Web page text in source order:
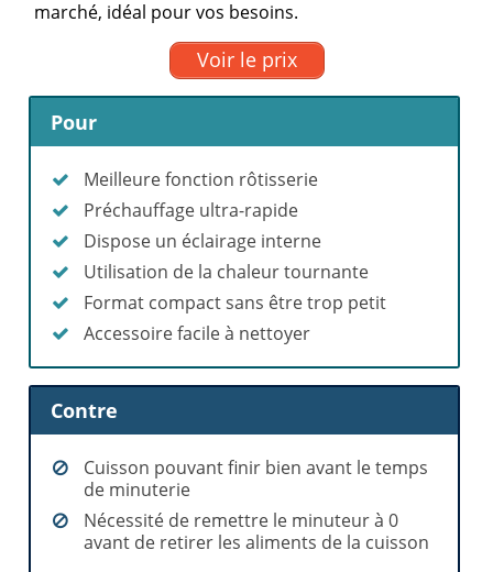
marché, idéal pour vos besoins.
Voir le prix
Pour
Meilleure fonction rôtisserie
Préchauffage ultra-rapide
Dispose un éclairage interne
Utilisation de la chaleur tournante
Format compact sans être trop petit
Accessoire facile à nettoyer
Contre
Cuisson pouvant finir bien avant le temps
de minuterie
Nécessité de remettre le minuteur à 0
avant de retirer les aliments de la cuisson